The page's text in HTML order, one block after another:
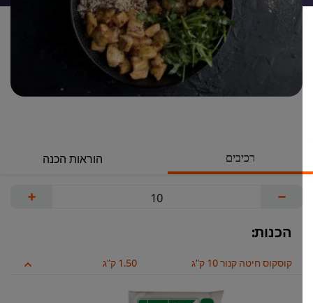
רכיבים הוראות הכנה
הכנות:
קוסקוס חיטה קנור 10 ק"ג 1.50 ק"ג